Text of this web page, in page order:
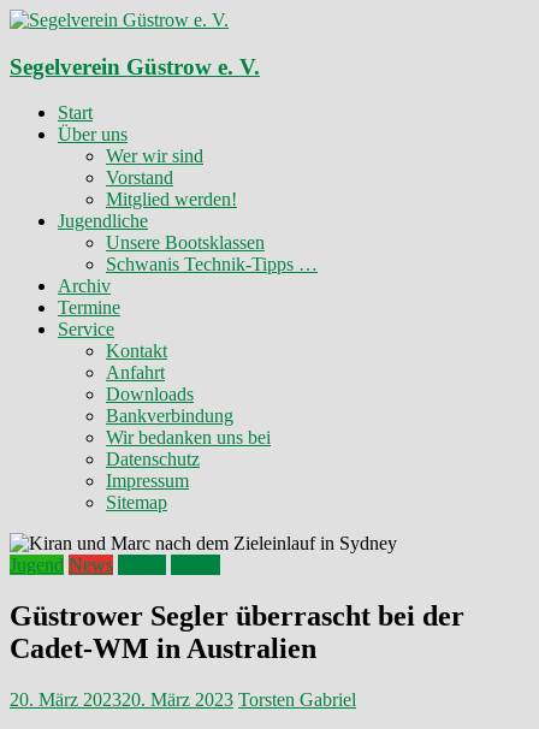
Zum
springen
Segelverein Güstrow e. V.
Start
Über uns
Wer wir sind
Vorstand
Mitglied werden!
Jugendliche
Unsere Bootsklassen
Schwanis Technik-Tipps …
Archiv
Termine
Service
Kontakt
Anfahrt
Downloads
Bankverbindung
Wir bedanken uns bei
Datenschutz
Impressum
Sitemap
Jugend News
Güstrower Segler überrascht bei der
Cadet-WM in Australien
20. März 202320. März 2023 Torsten Gabriel